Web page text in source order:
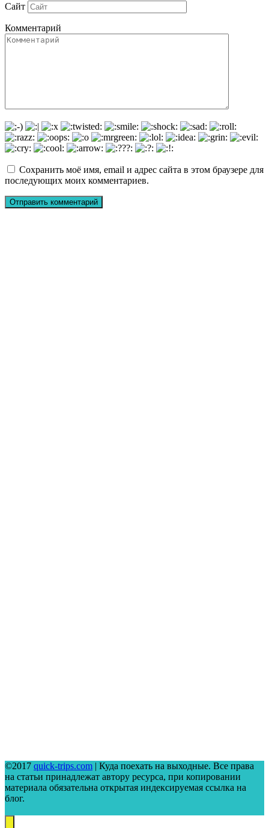
Сайт
Комментарий
Сохранить моё имя, email и адрес сайта в этом браузере для
последующих моих комментариев.
©2017 quick-trips.com | Куда поехать на выходные. Все права
на статьи принадлежат автору ресурса, при копировании
материала обязательна открытая индексируемая ссылка на
блог.